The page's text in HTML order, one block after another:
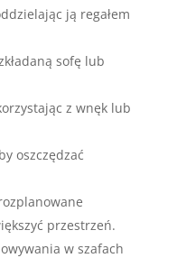
ją regałem
sofę lub
z wnęk lub
oszczędzać
przestrzeń.
w szafach